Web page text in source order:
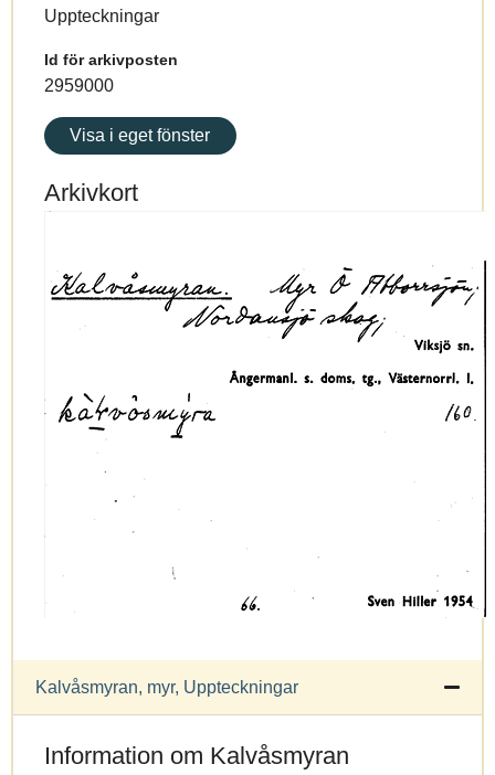
Uppteckningar
Id för arkivposten
2959000
Visa i eget fönster
Arkivkort
Kalvåsmyran, myr, Uppteckningar
Information om Kalvåsmyran